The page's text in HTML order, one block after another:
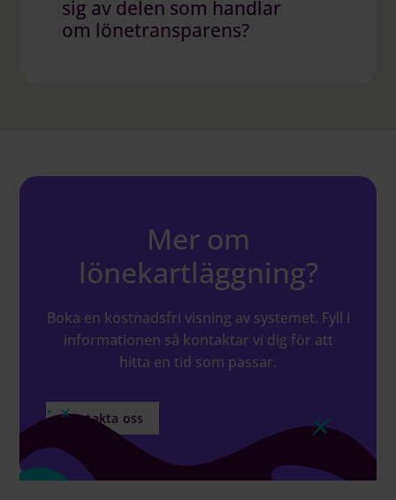
sig av delen som handlar
om lönetransparens?
Mer om
lönekartläggning?
Boka en kostnadsfri visning av systemet. Fyll i
informationen så kontaktar vi dig för att
hitta en tid som passar.
Kontakta oss